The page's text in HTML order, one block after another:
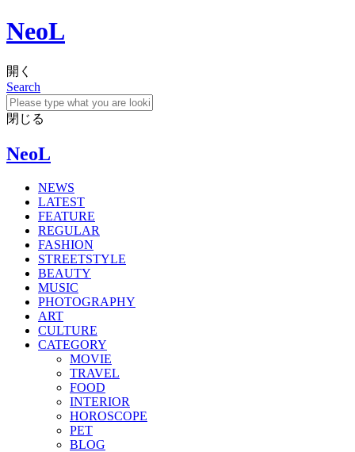
NeoL
開く
Search
閉じる
NeoL
NEWS
LATEST
FEATURE
REGULAR
FASHION
STREETSTYLE
BEAUTY
MUSIC
PHOTOGRAPHY
ART
CULTURE
CATEGORY
MOVIE
TRAVEL
FOOD
INTERIOR
HOROSCOPE
PET
BLOG